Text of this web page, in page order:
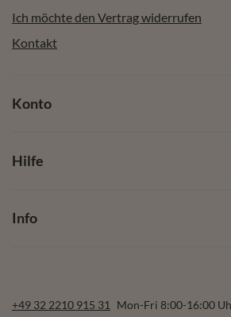
Ich möchte den Vertrag widerrufen
Kontakt
Konto
Hilfe
Info
+49 32 2210 915 31
Mon-Fri 8:00-16:00